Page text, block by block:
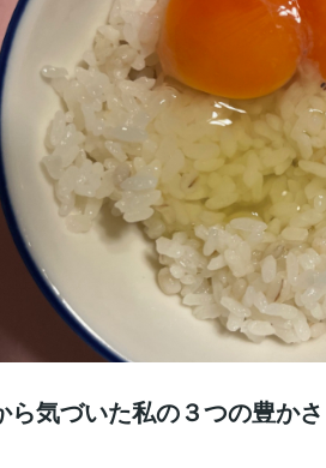
ら気づいた私の３つの豊かさ